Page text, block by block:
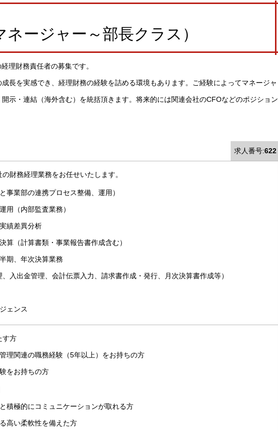
ージャー～部長クラス）
理財務責任者の募集です。
長を実感でき、経理財務の経験を詰める環境もあります。ご経験によってマネージャ
示・連結（海外含む）を統括頂きます。将来的には関連会社のCFOなどのポジション
求人番号:622
財務経理業務をお任せいたします。
事業部の連携プロセス整備、運用）
用（内部監査業務）
績差異分析
算（計算書類・事業報告書作成含む）
期、年次決算業務
、入出金管理、会計伝票入力、請求書作成・発行、月次決算書作成等）
ェンス
す方
理関連の職務経験（5年以上）をお持ちの方
をお持ちの方
積極的にコミュニケーションが取れる方
高い柔軟性を備えた方